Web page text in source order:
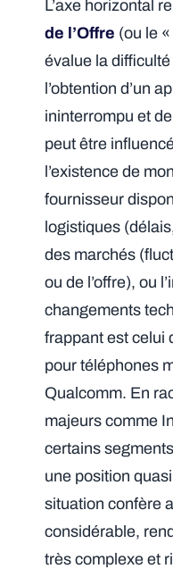
L’axe horizontal
de l’Offre (ou le
évalue la
l’obtention d’un
ininterrompu et
peut être
l’existence de
fournisseur
logistiques
des marchés
ou de l’offre), ou
changements
frappant est celui
pour téléphones
Qualcomm. En
majeurs comme
certains
une position
situation confère
considérable,
très complexe et